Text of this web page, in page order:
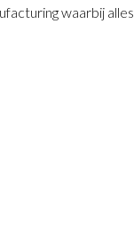
waarbij alles